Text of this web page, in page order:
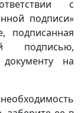
с
подписи»
подписанная
подписью,
на